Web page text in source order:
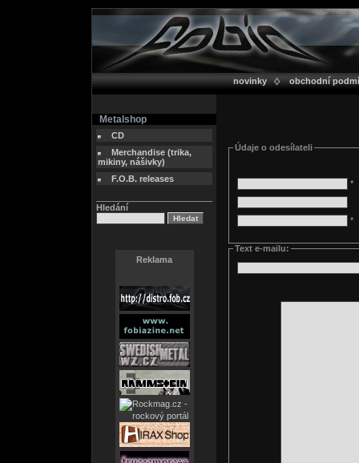
novinky obchodní
Metalshop
CD
Merchandise (trika,
mikiny, nášivky)
F.O.B. releases
Hledání
Reklama
Údaje o odesílateli
*
*
Text e-mailu: